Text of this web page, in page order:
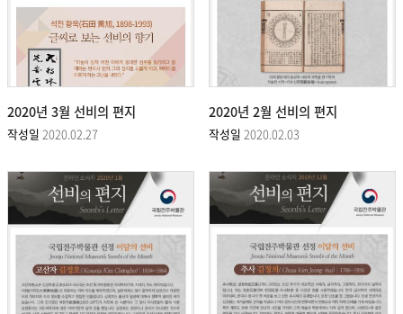
2020년 3월 선비의 편지
작성일 2020.02.27
2020년 2월 선비의 편지
작성일 2020.02.03